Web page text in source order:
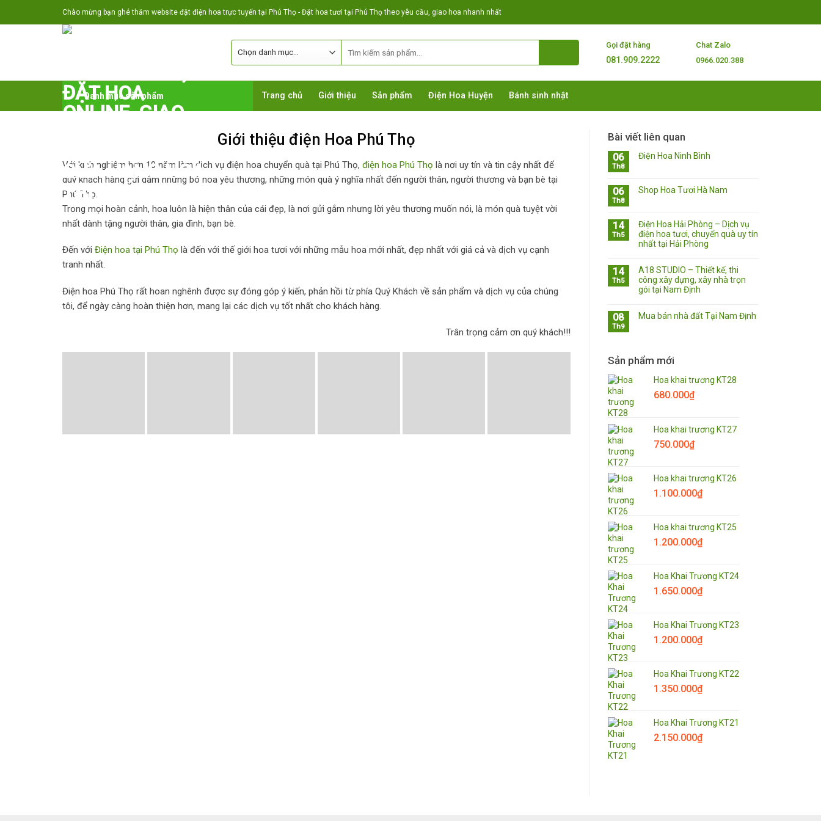
to
Chào mừng bạn ghé thăm website đặt điện hoa trực tuyến tại Phú Thọ - Đặt hoa tươi tại Phú Thọ theo yêu cầu, giao hoa nhanh nhất
Gọi đặt hàng
081.909.2222
Chat Zalo
0966.020.388
Danh mục sản phẩm Trang chủ Giới thiệu Sản phẩm Điện Hoa Huyện Bánh sinh nhật
Giới thiệu điện Hoa Phú Thọ
Với kinh nghiệm hơn 10 năm làm dịch vụ điện hoa chuyển quà tại Phú Thọ, điện hoa Phú Thọ là nơi uy tín và tin cậy nhất để
quý khách hàng gửi gắm những bó hoa yêu thương, những món quà ý nghĩa nhất đến người thân, người thương và bạn bè tại
Phú Thọ.
Trong mọi hoàn cảnh, hoa luôn là hiện thân của cái đẹp, là nơi gửi gắm nhưng lời yêu thương muốn nói, là món quà tuyệt vời
nhất dành tặng người thân, gia đình, bạn bè.
Đến với Điện hoa tại Phú Thọ là đến với thế giới hoa tươi với những mẫu hoa mới nhất, đẹp nhất với giá cả và dịch vụ cạnh
tranh nhất.
Điện hoa Phú Thọ rất hoan nghênh được sự đóng góp ý kiến, phản hồi từ phía Quý Khách về sản phẩm và dịch vụ của chúng
tôi, để ngày càng hoàn thiện hơn, mang lại các dịch vụ tốt nhất cho khách hàng.
Trân trọng cảm ơn quý khách!!!
Bài viết liên quan
06
Th8
Điện Hoa Ninh Bình
06
Th8
Shop Hoa Tươi Hà Nam
14
Th5
Điện Hoa Hải Phòng – Dịch vụ
điện hoa tươi, chuyển quà uy tín
nhất tại Hải Phòng
14
Th5
A18 STUDIO – Thiết kế, thi
công xây dựng, xây nhà trọn
gói tại Nam Định
08
Th9
Mua bán nhà đất Tại Nam Định
Sản phẩm mới
Hoa khai trương KT28
680.000₫
Hoa khai trương KT27
750.000₫
Hoa khai trương KT26
1.100.000₫
Hoa khai trương KT25
1.200.000₫
Hoa Khai Trương KT24
1.650.000₫
Hoa Khai Trương KT23
1.200.000₫
Hoa Khai Trương KT22
1.350.000₫
Hoa Khai Trương KT21
2.150.000₫